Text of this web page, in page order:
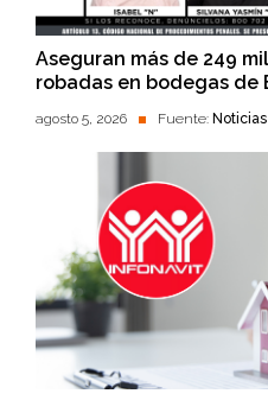
Aseguran más de 249
robadas en bodegas de
agosto 5, 2026 Fuente: